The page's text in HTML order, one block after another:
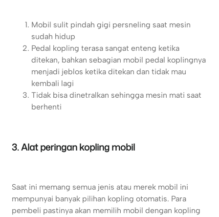
Mobil sulit pindah gigi persneling saat mesin
sudah hidup
Pedal kopling terasa sangat enteng ketika
ditekan, bahkan sebagian mobil pedal koplingnya
menjadi jeblos ketika ditekan dan tidak mau
kembali lagi
Tidak bisa dinetralkan sehingga mesin mati saat
berhenti
3. Alat peringan kopling mobil
Saat ini memang semua jenis atau merek mobil ini
mempunyai banyak pilihan kopling otomatis. Para
pembeli pastinya akan memilih mobil dengan kopling